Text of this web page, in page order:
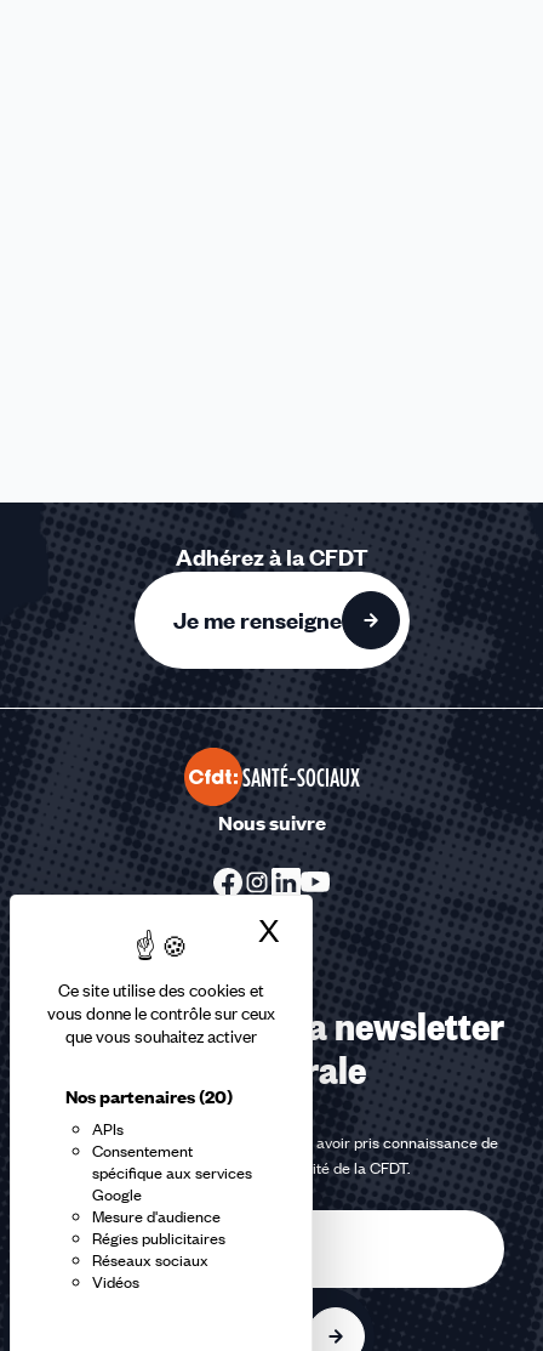
Ce site utilise des cookies et
vous donne le contrôle sur ceux
que vous souhaitez activer
Nos partenaires(20)
APIs
Consentement
spécifique aux services
Google
Mesure d'audience
Régies publicitaires
Réseaux sociaux
Vidéos
X Masquer le
Adhérez à la CFDT
Je me renseigne
SANTÉ-SOCIAUX
Nous suivre
Abonnez-vous à la newsletter
confédérale
En m'inscrivant à la newsletter, j'affirme avoir pris connaissance de
lapolitique de confidentialité de la CFDT.